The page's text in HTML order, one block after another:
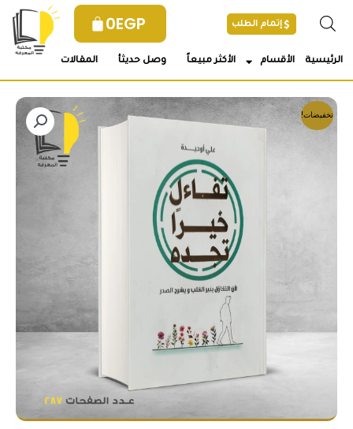
0EGP إتمام الطلب
الرئيسية الأقسام الأكثر مبيعاً وصل حديثأ المقالات
تخفيضات!